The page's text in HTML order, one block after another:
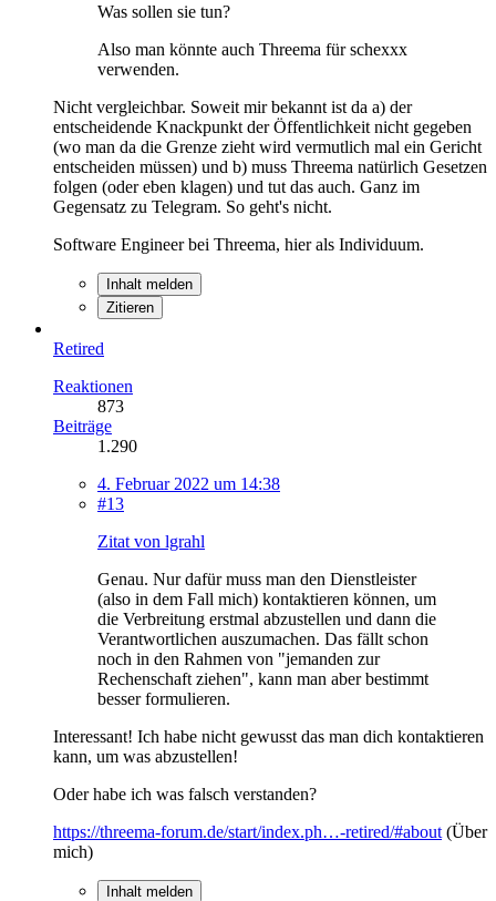
Was sollen sie tun?
Also man könnte auch Threema für schexxx
verwenden.
Nicht vergleichbar. Soweit mir bekannt ist da a) der
entscheidende Knackpunkt der Öffentlichkeit nicht gegeben
(wo man da die Grenze zieht wird vermutlich mal ein Gericht
entscheiden müssen) und b) muss Threema natürlich Gesetzen
folgen (oder eben klagen) und tut das auch. Ganz im
Gegensatz zu Telegram. So geht's nicht.
Software Engineer bei Threema, hier als Individuum.
Inhalt melden
Zitieren
Retired
Reaktionen
873
Beiträge
1.290
4. Februar 2022 um 14:38
#13
Zitat von lgrahl
Genau. Nur dafür muss man den Dienstleister
(also in dem Fall mich) kontaktieren können, um
die Verbreitung erstmal abzustellen und dann die
Verantwortlichen auszumachen. Das fällt schon
noch in den Rahmen von "jemanden zur
Rechenschaft ziehen", kann man aber bestimmt
besser formulieren.
Interessant! Ich habe nicht gewusst das man dich kontaktieren
kann, um was abzustellen!
Oder habe ich was falsch verstanden?
https://threema-forum.de/start/index.ph…-retired/#about (Über
mich)
Inhalt melden